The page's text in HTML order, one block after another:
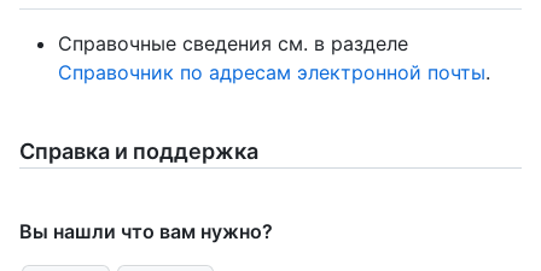
Справочные сведения см. в разделе
Справочник по адресам электронной почты.
Справка и поддержка
Вы нашли что вам нужно?